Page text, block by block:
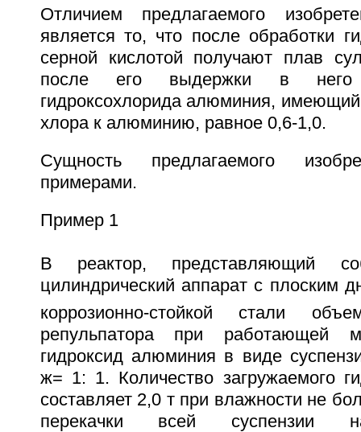
Отличием предлагаемого
является то, что после обработки
серной кислотой получают плав
после его выдержки в него
гидроксохлорида алюминия,
хлора к алюминию, равное 0,6-1,0.
Сущность предлагаемого
примерами.
Пример 1
В реактор, представляющий
цилиндрический аппарат с плоским
коррозионно-стойкой стали
репульпатора при работающей
гидроксид алюминия в виде
ж= 1: 1. Количество загружаемого
составляет 2,0 т при влажности не
перекачки всей суспензии